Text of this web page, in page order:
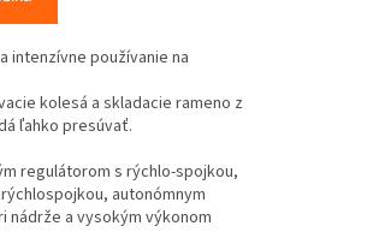
intenzívne používanie na
kolesá a skladacie rameno z
ľahko presúvať.
regulátorom s rýchlo-spojkou,
autonómnym
a vysokým výkonom